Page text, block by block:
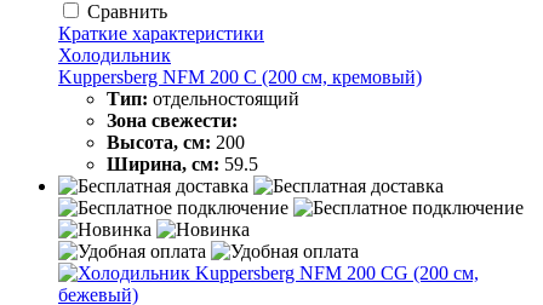
Сравнить
Краткие характеристики
Холодильник
Kuppersberg NFM 200 C (200 см, кремовый)
Тип: отдельностоящий
Зона свежести:
Высота, см: 200
Ширина, см: 59.5